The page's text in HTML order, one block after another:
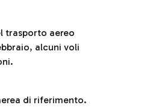
trasporto aereo
alcuni voli
di riferimento.